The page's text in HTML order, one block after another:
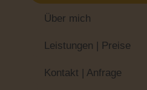
Über mich
Leistungen | Preise
Kontakt | Anfrage